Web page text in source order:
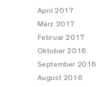
April 2017
März 2017
Februar 2017
Oktober 2016
September 2016
August 2016